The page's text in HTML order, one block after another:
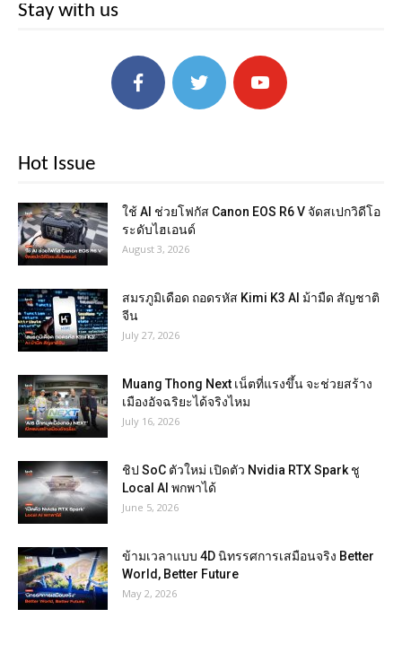
Stay with us
Hot Issue
ใช้ AI ช่วยโฟกัส Canon EOS R6 V จัดสเปกวิดีโอ
ระดับไฮเอนด์
August 3, 2026
สมรภูมิเดือด ถอดรหัส Kimi K3 AI ม้ามืด สัญชาติ
จีน
July 27, 2026
Muang Thong Next เน็ตที่แรงขึ้น จะช่วยสร้าง
เมืองอัจฉริยะได้จริงไหม
July 16, 2026
ชิป SoC ตัวใหม่ เปิดตัว Nvidia RTX Spark ชู
Local AI พกพาได้
June 5, 2026
ข้ามเวลาแบบ 4D นิทรรศการเสมือนจริง Better
World, Better Future
May 2, 2026